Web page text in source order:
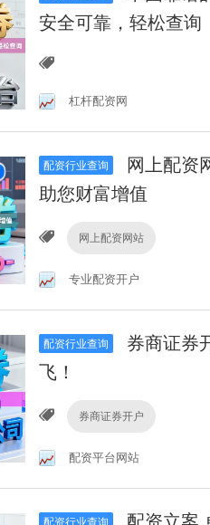
安全可靠，轻松查询
杠杆配资网
配资行业查询
网上配资
助您财富增值
网上配资网站
专业配资开户
配资行业查询
券商证券
飞！
券商证券开户
配资平台网站
配资行业查询